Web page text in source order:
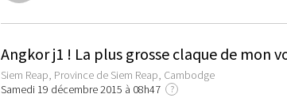
Angkor j1 ! La plus grosse claque de mon
Siem Reap, Province de Siem Reap, Cambodge
Samedi 19 décembre 2015 à 08h47
?